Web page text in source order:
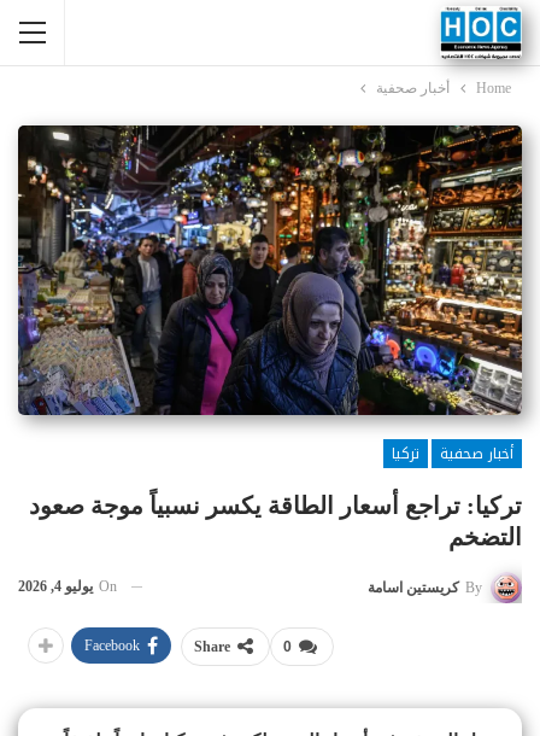
Home أخبار صحفية
أخبار صحفية
تركيا
تركيا: تراجع أسعار الطاقة يكسر نسبياً موجة صعود
التضخم
By كريستين اسامة On يوليو 4, 2026
0
Share
Facebook